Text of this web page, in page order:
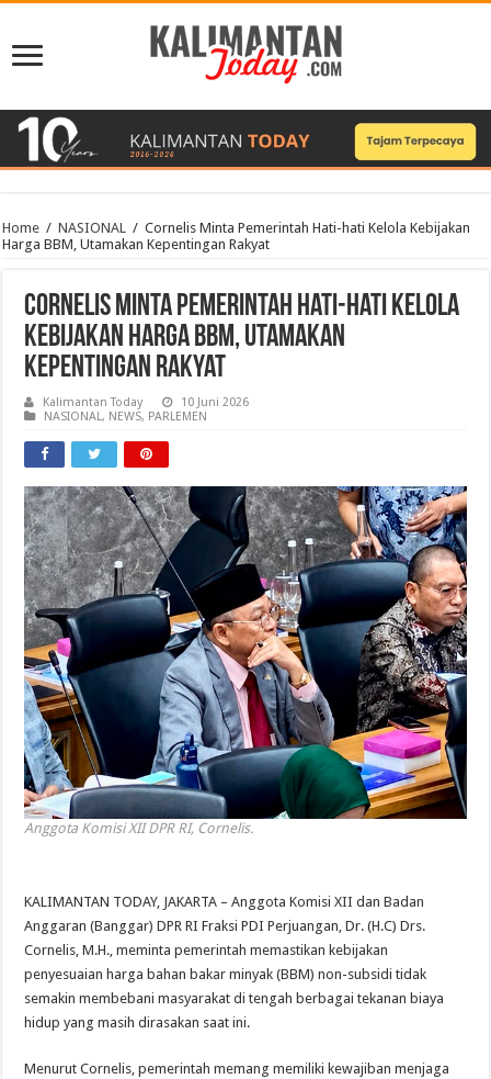
Home / NASIONAL / Cornelis Minta Pemerintah Hati-hati Kelola Kebijakan
Harga BBM, Utamakan Kepentingan Rakyat
Cornelis Minta Pemerintah Hati-hati Kelola
Kebijakan Harga BBM, Utamakan
Kepentingan Rakyat
Kalimantan Today
10 Juni 2026
NASIONAL, NEWS, PARLEMEN
Anggota Komisi XII DPR RI, Cornelis.
KALIMANTAN TODAY, JAKARTA – Anggota Komisi XII dan Badan
Anggaran (Banggar) DPR RI Fraksi PDI Perjuangan, Dr. (H.C) Drs.
Cornelis, M.H., meminta pemerintah memastikan kebijakan
penyesuaian harga bahan bakar minyak (BBM) non-subsidi tidak
semakin membebani masyarakat di tengah berbagai tekanan biaya
hidup yang masih dirasakan saat ini.
Menurut Cornelis, pemerintah memang memiliki kewajiban menjaga